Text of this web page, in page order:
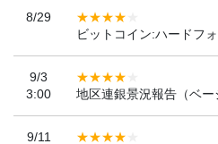
8/29
ビットコイン:ハードフ
9/3
3:00
地区連銀景況報告（ベー
9/11